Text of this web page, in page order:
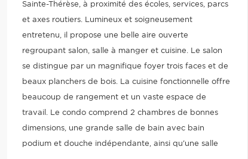
Sainte-Thérèse, à proximité des écoles, services, parcs
et axes routiers. Lumineux et soigneusement
entretenu, il propose une belle aire ouverte
regroupant salon, salle à manger et cuisine. Le salon
se distingue par un magnifique foyer trois faces et de
beaux planchers de bois. La cuisine fonctionnelle offre
beaucoup de rangement et un vaste espace de
travail. Le condo comprend 2 chambres de bonnes
dimensions, une grande salle de bain avec bain
podium et douche indépendante, ainsi qu'une salle